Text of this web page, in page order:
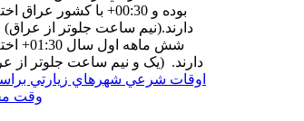
بوده و 00:30+ با كشور عراق
دارند.(نيم ساعت جلوتر از عراق)
شش ماهه اول
دارند. (یک و نیم ساعت جلوتر از
اوقات شرعي شهرهاي زيارتي
وقت